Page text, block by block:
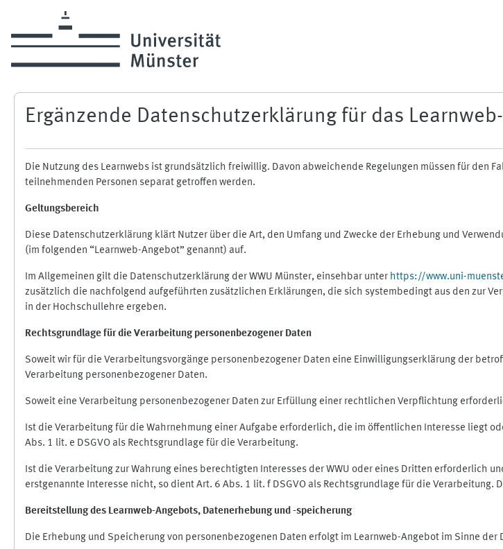
Ergänzende Datenschutzerklärung für das
Die Nutzung des Learnwebs ist grundsätzlich freiwillig. Davon abweichende Regelungen müssen für den
teilnehmenden Personen separat getroffen werden.
Geltungsbereich
Diese Datenschutzerklärung klärt Nutzer über die Art, den Umfang und Zwecke der Erhebung und
(im folgenden “Learnweb-Angebot” genannt) auf.
Im Allgemeinen gilt die Datenschutzerklärung der WWU Münster, einsehbar unter https://www.uni-
zusätzlich die nachfolgend aufgeführten zusätzlichen Erklärungen, die sich systembedingt aus den zur
in der Hochschullehre ergeben.
Rechtsgrundlage für die Verarbeitung personenbezogener Daten
Soweit wir für die Verarbeitungsvorgänge personenbezogener Daten eine Einwilligungserklärung der
Verarbeitung personenbezogener Daten.
Soweit eine Verarbeitung personenbezogener Daten zur Erfüllung einer rechtlichen Verpflichtung
Ist die Verarbeitung für die Wahrnehmung einer Aufgabe erforderlich, die im öffentlichen Interesse liegt
Abs. 1 lit. e DSGVO als Rechtsgrundlage für die Verarbeitung.
Ist die Verarbeitung zur Wahrung eines berechtigten Interesses der WWU oder eines Dritten erforderlich
erstgenannte Interesse nicht, so dient Art. 6 Abs. 1 lit. f DSGVO als Rechtsgrundlage für die
Bereitstellung des Learnweb-Angebots, Datenerhebung und -speicherung
Die Erhebung und Speicherung von personenbezogenen Daten erfolgt im Learnweb-Angebot im Sinne der